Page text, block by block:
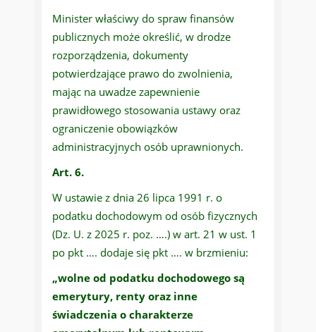
Minister właściwy do spraw finansów
publicznych może określić, w drodze
rozporządzenia, dokumenty
potwierdzające prawo do zwolnienia,
mając na uwadze zapewnienie
prawidłowego stosowania ustawy oraz
ograniczenie obowiązków
administracyjnych osób uprawnionych.
Art. 6.
W ustawie z dnia 26 lipca 1991 r. o
podatku dochodowym od osób fizycznych
(Dz. U. z 2025 r. poz. ….) w art. 21 w ust. 1
po pkt …. dodaje się pkt …. w brzmieniu:
„wolne od podatku dochodowego są
emerytury, renty oraz inne
świadczenia o charakterze